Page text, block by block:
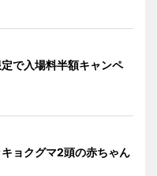
で入場料半額キャンペ
ョクグマ2頭の赤ちゃん